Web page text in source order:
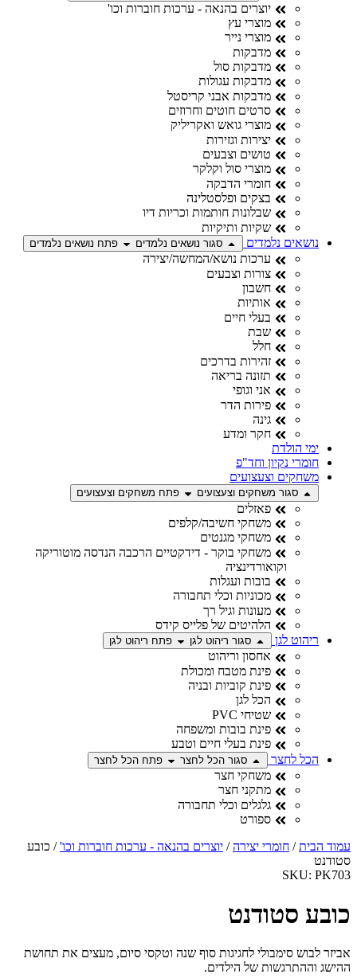
יוצרים בהנאה - ערכות חוברות וכו'
מוצרי עץ
מוצרי נייר
מדבקות
מדבקות סול
מדבקות עגולות
מדבקות אבני קריסטל
סרטים חוטים וחרוזים
מוצרי גואש ואקריליק
יצירות וגזירות
טושים וצבעים
מוצרי סול וקלקר
חומרי הדבקה
בצקים ופלסטלינה
שבלונות חותמות וכריות דיו
שקיות ותיקיות
נושאים נלמדים
סגור נושאים נלמדים פתח נושאים נלמדים
ערכות נושא/המחשה/יצירה
צורות וצבעים
חשבון
אותיות
בעלי חיים
שבת
חלל
זהירות בדרכים
תזונה בריאה
אני וגופי
פירות הדר
גינה
חקר ומדע
ימי הולדת
חומרי נקיון וחד"פ
משחקים וצעצועים
סגור משחקים וצעצועים פתח משחקים וצעצועים
פאזלים
משחקי חשיבה/קלפים
משחקי מגנטים
משחקי בוקר - דידקטיים הרכבה הנדסה מוטוריקה
וקואורדינציה
בובות ועגלות
מכוניות וכלי תחבורה
מעונות וגיל רך
הלהיטים של פלייס קידס
ריהוט לגן
סגור ריהוט לגן פתח ריהוט לגן
אחסון וריהוט
פינת מטבח ומכולת
פינת קוביות ובניה
הכל לגן
שטיחי PVC
פינת בובות ומשפחה
פינת בעלי חיים וטבע
הכל לחצר
סגור הכל לחצר פתח הכל לחצר
משחקי חצר
מתקני חצר
גלגלים וכלי תחבורה
ספורט
הבית/חומרי יצירה/יוצרים בהנאה - ערכות חוברות וכו'/ כובע
SKU:
סטודנט
לבוש סימבולי לחגיגות סוף שנה וטקסי סיום, מעצים את תחושת
וההתרגשות של הילדים.